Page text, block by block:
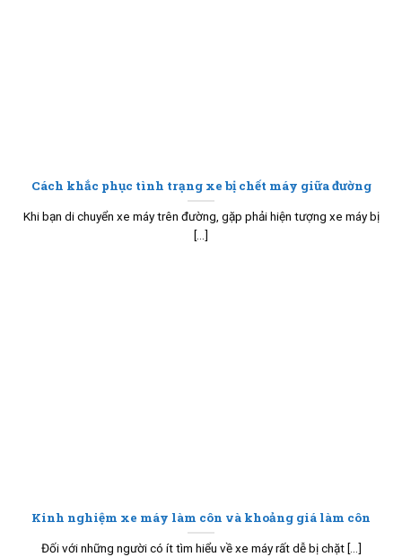
Cách khắc phục tình trạng xe bị chết máy giữa đường
Khi bạn di chuyển xe máy trên đường, gặp phải hiện tượng xe máy bị
[...]
Kinh nghiệm xe máy làm côn và khoảng giá làm côn
Đối với những người có ít tìm hiểu về xe máy rất dễ bị chặt [...]